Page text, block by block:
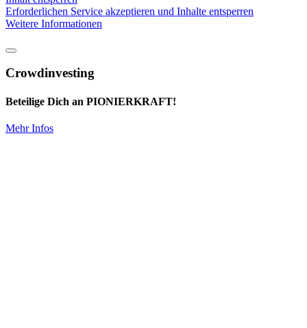
Erforderlichen Service akzeptieren und Inhalte entsperren
Weitere Informationen
Crowdinvesting
Beteilige Dich an PIONIERKRAFT!
Mehr Infos